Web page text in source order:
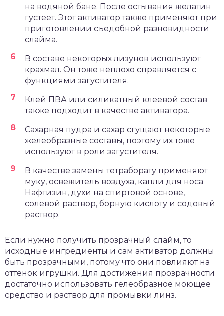
на водяной бане. После остывания желатин
густеет. Этот активатор также применяют при
приготовлении съедобной разновидности
слайма.
В составе некоторых лизунов используют
крахмал. Он тоже неплохо справляется с
функциями загустителя.
Клей ПВА или силикатный клеевой состав
также подходит в качестве активатора.
Сахарная пудра и сахар сгущают некоторые
желеобразные составы, поэтому их тоже
используют в роли загустителя.
В качестве замены тетраборату применяют
муку, освежитель воздуха, капли для носа
Нафтизин, духи на спиртовой основе,
солевой раствор, борную кислоту и содовый
раствор.
Если нужно получить прозрачный слайм, то
исходные ингредиенты и сам активатор должны
быть прозрачными, потому что они повлияют на
оттенок игрушки. Для достижения прозрачности
достаточно использовать гелеобразное моющее
средство и раствор для промывки линз.